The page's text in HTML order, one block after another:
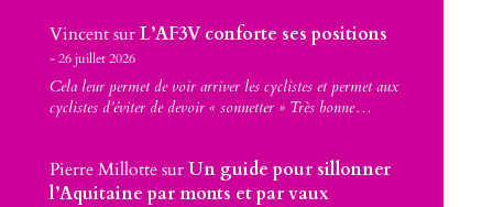
VincentsurL’AF3V conforte ses positions
26 juillet 2026
Cela leur permet de voir arriver les cyclistes et permet aux
cyclistes d’éviter de devoir « sonnetter » Très bonne…
Pierre MillottesurUn guide pour sillonner
l’Aquitaine par monts et par vaux